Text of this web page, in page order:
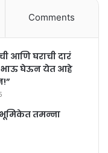
Comments
आणि घराची दारं
भाऊ घेऊन येत आहे
भूमिकेत तमन्ना